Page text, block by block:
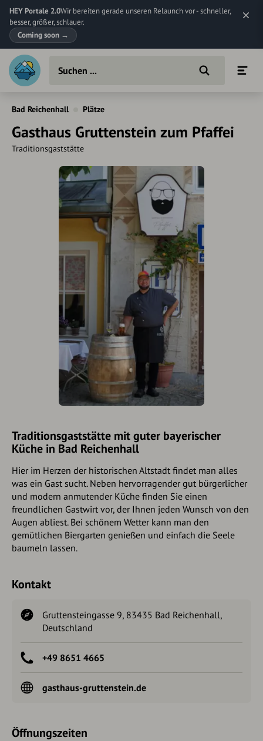
HEY Portale 2.0Wir bereiten gerade unseren Relaunch vor - schneller,
besser, größer, schlauer.
Coming soon →
Bad Reichenhall Plätze
Gasthaus Gruttenstein zum Pfaffei
Traditionsgaststätte
Traditionsgaststätte mit guter bayerischer
Küche in Bad Reichenhall
Hier im Herzen der historischen Altstadt findet man alles
was ein Gast sucht. Neben hervorragender gut bürgerlicher
und modern anmutender Küche finden Sie einen
freundlichen Gastwirt vor, der Ihnen jeden Wunsch von den
Augen abliest. Bei schönem Wetter kann man den
gemütlichen Biergarten genießen und einfach die Seele
baumeln lassen.
Kontakt
Gruttensteingasse 9, 83435 Bad Reichenhall,
Deutschland
+49 8651 4665
gasthaus-gruttenstein.de
Öffnungszeiten